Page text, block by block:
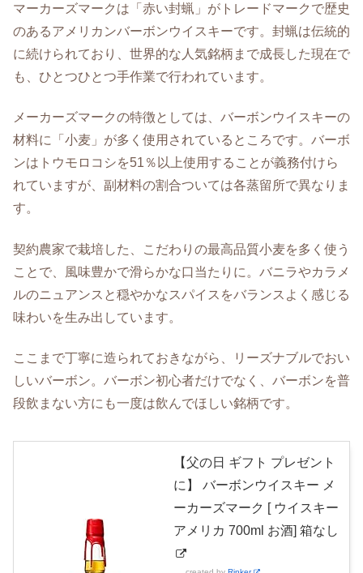
マーカーズマークは「赤い封蝋」がトレードマークで歴史
のあるアメリカンバーボンウイスキーです。封蝋は伝統的
に続けられており、世界的な人気銘柄まで成長した現在で
も、ひとつひとつ手作業で行われています。
メーカーズマークの特徴としては、バーボンウイスキーの
材料に「小麦」が多く使用されているところです。バーボ
ンはトウモロコシを51％以上使用することが義務付けら
れていますが、副材料の割合ついては各蒸留所で異なりま
す。
契約農家で栽培した、こだわりの最高品質小麦を多く使う
ことで、風味豊かで滑らかな口当たりに。バニラやカラメ
ルのニュアンスと穏やかなスパイスをバランスよく感じる
味わいを生み出しています。
ここまで丁寧に造られておきながら、リーズナブルでおい
しいバーボン。バーボン初心者だけでなく、バーボンを普
段飲まない方にも一度は飲んでほしい銘柄です。
【父の日 ギフト プレゼント
に】 バーボンウイスキー メ
ーカーズマーク [ ウイスキー
アメリカ 700ml お酒] 箱なし